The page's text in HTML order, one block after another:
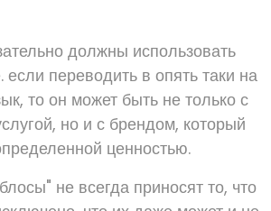
должны использовать
переводить в опять таки на
то он может быть не только с
но и с брендом, который
ценностью.
не всегда приносят то, что